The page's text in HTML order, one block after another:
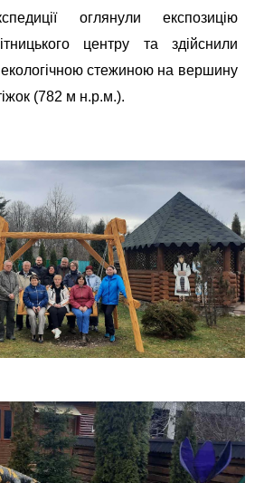
оглянули експозицію
центру та здійснили
стежиною на вершину
(782 м н.р.м.).